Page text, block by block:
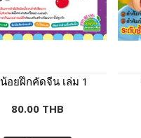
อยฝึกคัดจีน เล่ม 1
80.00 THB